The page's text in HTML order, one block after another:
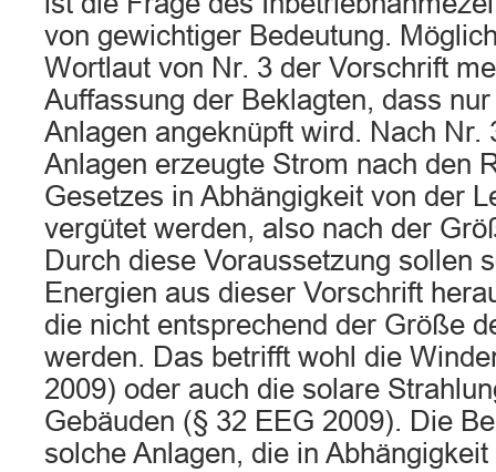
von gewichtiger Bedeutung.
Wortlaut von Nr. 3 der Vorschrift
Auffassung der Beklagten, dass
Anlagen angeknüpft wird. Nach Nr.
Anlagen erzeugte Strom nach den
Gesetzes in Abhängigkeit von der
vergütet werden, also nach der
Durch diese Voraussetzung sollen
Energien aus dieser Vorschrift
die nicht entsprechend der Größe
werden. Das betrifft wohl die
2009) oder auch die solare
Gebäuden (§ 32 EEG 2009). Die
solche Anlagen, die in